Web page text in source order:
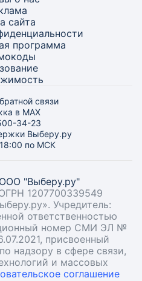
сайта
программа
связи
в MAX
34-23
Выберу.ру
по МСК
"Выберу.ру"
1207700339549
Учредитель:
ответственностью
номер СМИ ЭЛ №
присвоенный
надзору в сфере связи,
и массовых
соглашение